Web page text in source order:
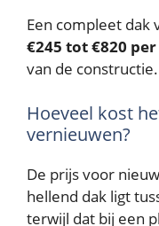
Een compleet dak
€245 tot €820 per
van de constructie.
Hoeveel kost
vernieuwen?
De prijs voor
hellend dak ligt
terwijl dat bij een